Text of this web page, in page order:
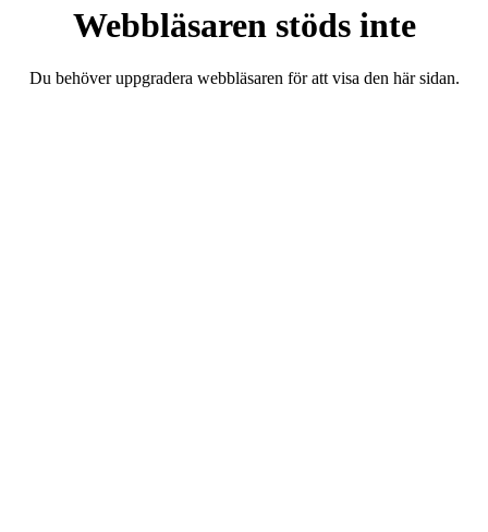
Webbläsaren stöds inte
Du behöver uppgradera webbläsaren för att visa den här sidan.